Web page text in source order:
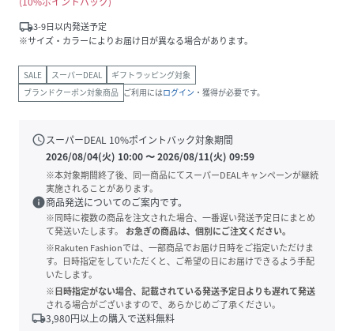
local_shipping3-9日以内発送予定
※サイズ・カラーによりお届け日が異なる場合があります。
SALE スーパーDEAL
ギフトラッピング対象
ブランドクーポン対象商品 ご利用にはログイン ・獲得が必要です。
scheduleスーパーDEAL 10%ポイントバック対象期間
2026/08/04(火) 10:00〜2026/08/11(火) 09:59
※本対象期間終了後、同一商品にてスーパーDEALキャンペーンが継続
実施されることがあります。
info商品発送についてのご案内です。
※同時に複数の商品を注文された場合、一番遅い発送予定日にまとめ
て発送いたします。
お急ぎの商品は、個別にご注文ください。
※Rakuten Fashionでは、一部商品でお届け日時をご指定いただけま
す。日時指定をしていただくと、ご希望の日にお届けできるよう手配
いたします。
※日時指定がない場合、記載されている発送予定日よりも遅れて発送
される場合がございますので、あらかじめご了承ください。
local_shipping3,980円以上の購入で送料無料